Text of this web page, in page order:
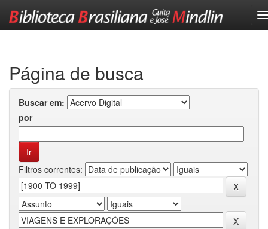
Página de busca
Buscar em:
por
Filtros correntes: